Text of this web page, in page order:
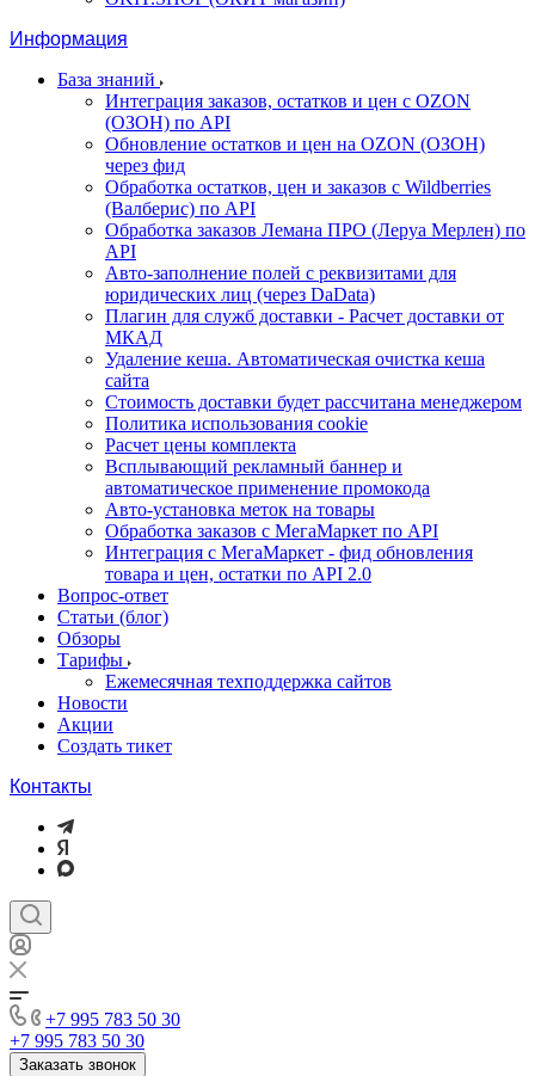
Информация
База знаний
Интеграция заказов, остатков и цен с OZON
(ОЗОН) по API
Обновление остатков и цен на OZON (ОЗОН)
через фид
Обработка остатков, цен и заказов с Wildberries
(Валберис) по API
Обработка заказов Лемана ПРО (Леруа Мерлен) по
API
Авто-заполнение полей с реквизитами для
юридических лиц (через DaData)
Плагин для служб доставки - Расчет доставки от
МКАД
Удаление кеша. Автоматическая очистка кеша
сайта
Стоимость доставки будет рассчитана менеджером
Политика использования cookie
Расчет цены комплекта
Всплывающий рекламный баннер и
автоматическое применение промокода
Авто-установка меток на товары
Обработка заказов с МегаМаркет по API
Интеграция с МегаМаркет - фид обновления
товара и цен, остатки по API 2.0
Вопрос-ответ
Статьи (блог)
Обзоры
Тарифы
Ежемесячная техподдержка сайтов
Новости
Акции
Создать тикет
Контакты
+7 995 783 50 30
+7 995 783 50 30
Заказать звонок